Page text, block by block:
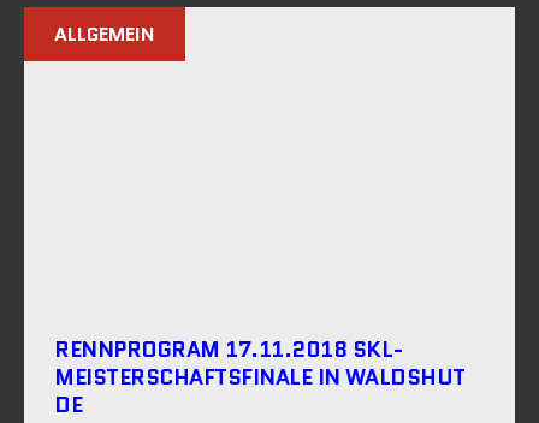
ALLGEMEIN
RENNPROGRAM 17.11.2018 SKL-
MEISTERSCHAFTSFINALE IN WALDSHUT
DE